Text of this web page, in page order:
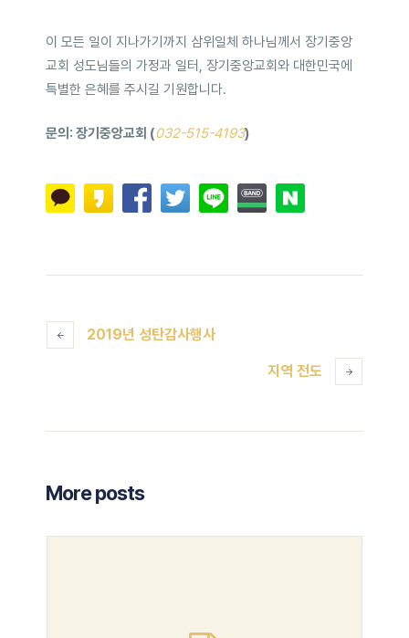
이 모든 일이 지나가기까지 삼위일체 하나님께서 장기중앙
교회 성도님들의 가정과 일터, 장기중앙교회와 대한민국에
특별한 은혜를 주시길 기원합니다.
문의: 장기중앙교회 (032-515-4193)
2019년 성탄감사행사
지역 전도
More posts